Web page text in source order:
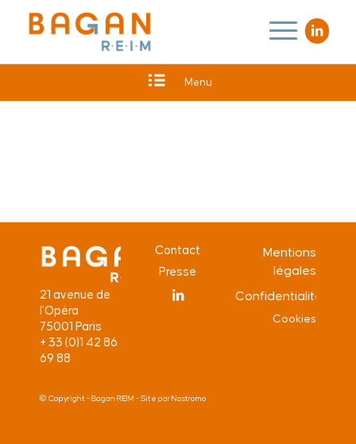
Menu
21 avenue de
l’Opéra
75001 Paris
+ 33 (0)1 42 86
69 88
Contact
Presse
Mentions
légales
Confidentialité
Cookies
© Copyright - Bagan REIM - Site par Nostromo